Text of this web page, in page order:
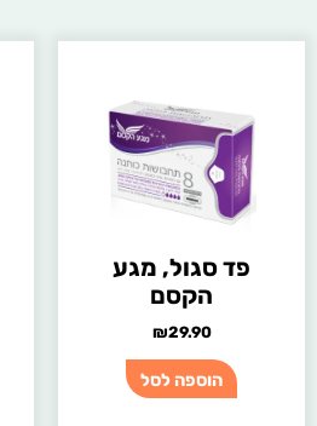
פד סגול, מגע
הקסם
₪29.90
הוספה לסל